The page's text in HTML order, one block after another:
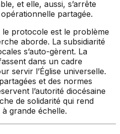
et elle, aussi, s’arrête
partagée.
le protocole est le problème
aborde. La subsidiarité
s’auto-gèrent. La
dans un cadre
servir l’Église universelle.
et des normes
l’autorité diocésaine
de solidarité qui rend
grande échelle.